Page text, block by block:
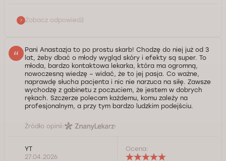
Kontrola jakości świadczonych usług Doctorpro
Zobacz odpowiedź
Pani Anastazja to po prostu skarb! Chodzę do niej już od 3
lat, żeby dbać o młody wygląd skóry i efekty są super. To
młoda, bardzo kontaktowa lekarka, która ma ogromną,
nowoczesną wiedzę – widać, że to jej pasja. Co ważne,
naprawdę słucha pacjenta i nic nie narzuca na siłę. Zawsze
wychodzę z gabinetu z poczuciem, że jestem w dobrych
rękach. Szczerze polecam każdemu, komu zależy na
profesjonalnym, a przy tym bardzo ludzkim podejściu.
Źródło opinii:
YT
27.04.2026
Ocena: